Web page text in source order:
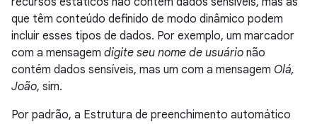
que têm conteúdo definido de modo dinâmico podem
incluir esses tipos de dados. Por exemplo, um marcador
com a mensagem digite seu nome de usuário não
contém dados sensíveis, mas um com a mensagem Olá,
João, sim.
Por padrão, a Estrutura de preenchimento automático